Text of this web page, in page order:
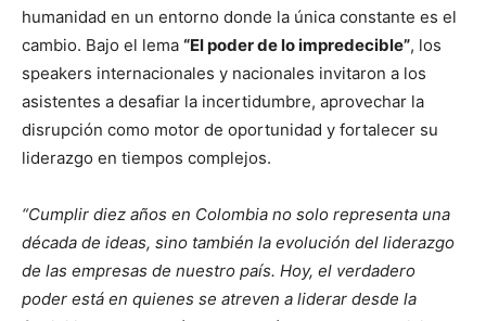
humanidad en un entorno donde la única constante es el
cambio. Bajo el lema “El poder de lo impredecible”, los
speakers internacionales y nacionales invitaron a los
asistentes a desafiar la incertidumbre, aprovechar la
disrupción como motor de oportunidad y fortalecer su
liderazgo en tiempos complejos.
“Cumplir diez años en Colombia no solo representa una
década de ideas, sino también la evolución del liderazgo
de las empresas de nuestro país. Hoy, el verdadero
poder está en quienes se atreven a liderar desde la